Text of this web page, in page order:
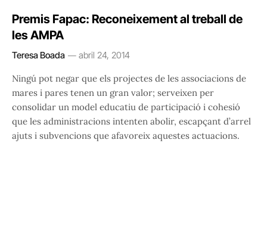
Premis Fapac: Reconeixement al treball de
les AMPA
Teresa Boada abril 24, 2014
Ningú pot negar que els projectes de les associacions de
mares i pares tenen un gran valor; serveixen per
consolidar un model educatiu de participació i cohesió
que les administracions intenten abolir, escapçant d’arrel
ajuts i subvencions que afavoreix aquestes actuacions.